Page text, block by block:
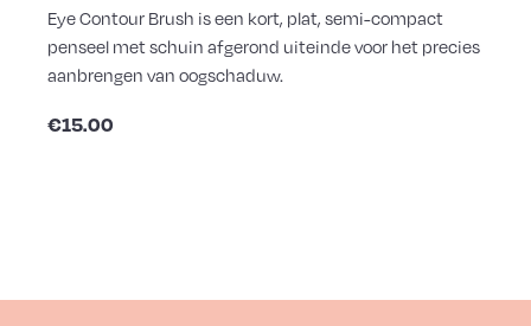
Eye Contour Brush is een kort, plat, semi-compact
penseel met schuin afgerond uiteinde voor het precies
aanbrengen van oogschaduw.
€15.00